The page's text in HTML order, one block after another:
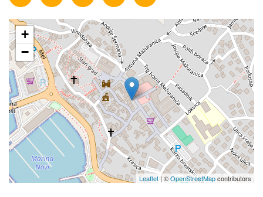
+
−
Leaflet | ©OpenStreetMapcontributors